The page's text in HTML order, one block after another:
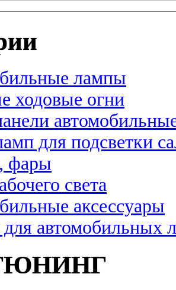
лампы
ходовые огни
для подсветки
фары
света
аксессуары
автомобильных